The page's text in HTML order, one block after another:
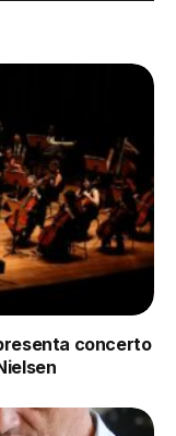
concerto